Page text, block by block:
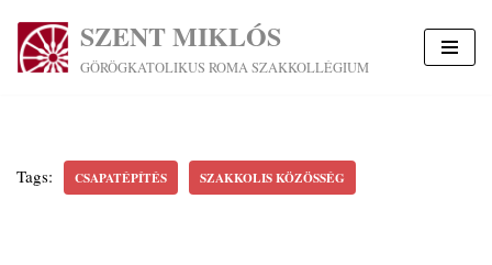
Skip
SZENT MIKLÓS
GÖRÖGKATOLIKUS ROMA SZAKKOLLÉGIUM
Tags: CSAPATÉPÍTÉS SZAKKOLIS KÖZÖSSÉG